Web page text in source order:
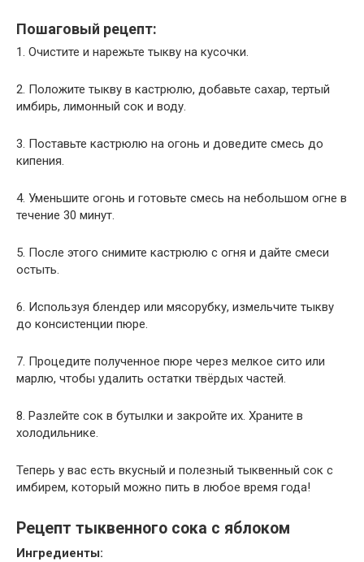
Пошаговый рецепт:
1. Очистите и нарежьте тыкву на кусочки.
2. Положите тыкву в кастрюлю, добавьте сахар, тертый
имбирь, лимонный сок и воду.
3. Поставьте кастрюлю на огонь и доведите смесь до
кипения.
4. Уменьшите огонь и готовьте смесь на небольшом огне в
течение 30 минут.
5. После этого снимите кастрюлю с огня и дайте смеси
остыть.
6. Используя блендер или мясорубку, измельчите тыкву
до консистенции пюре.
7. Процедите полученное пюре через мелкое сито или
марлю, чтобы удалить остатки твёрдых частей.
8. Разлейте сок в бутылки и закройте их. Храните в
холодильнике.
Теперь у вас есть вкусный и полезный тыквенный сок с
имбирем, который можно пить в любое время года!
Рецепт тыквенного сока с яблоком
Ингредиенты: